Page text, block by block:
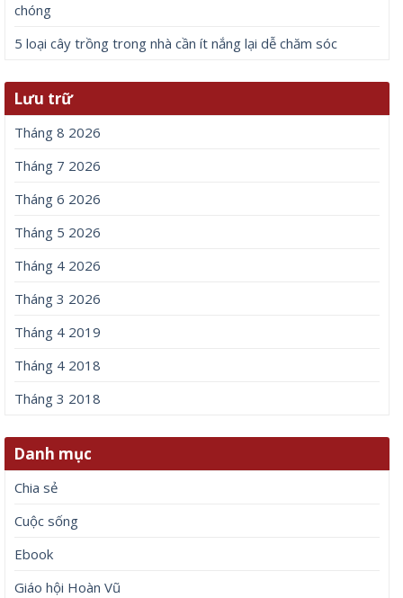
chóng
5 loại cây trồng trong nhà cần ít nắng lại dễ chăm sóc
Lưu trữ
Tháng 8 2026
Tháng 7 2026
Tháng 6 2026
Tháng 5 2026
Tháng 4 2026
Tháng 3 2026
Tháng 4 2019
Tháng 4 2018
Tháng 3 2018
Danh mục
Chia sẻ
Cuộc sống
Ebook
Giáo hội Hoàn Vũ